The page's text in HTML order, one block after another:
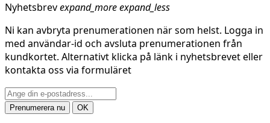
Nyhetsbrevexpand_moreexpand_less
Ni kan avbryta prenumerationen när som helst. Logga in
med användar-id och avsluta prenumerationen från
kundkortet. Alternativt klicka på länk i nyhetsbrevet eller
kontakta oss via formuläret